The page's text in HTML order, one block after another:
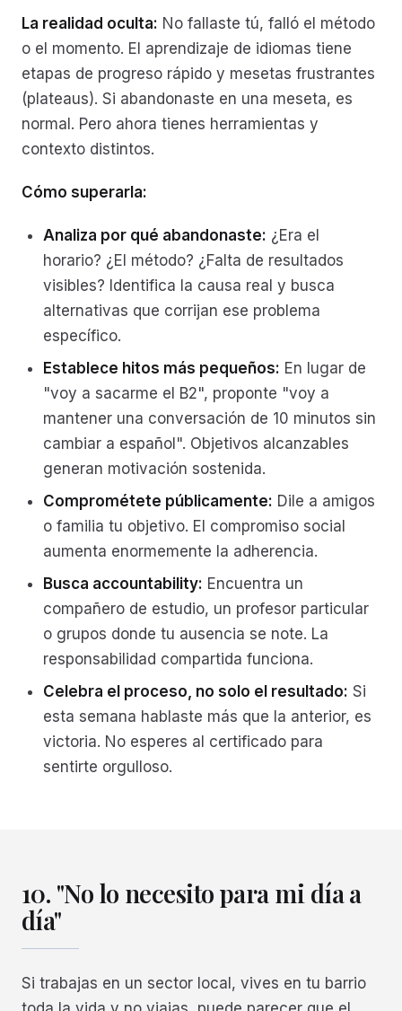
La realidad oculta: No fallaste tú, falló el método
o el momento. El aprendizaje de idiomas tiene
etapas de progreso rápido y mesetas frustrantes
(plateaus). Si abandonaste en una meseta, es
normal. Pero ahora tienes herramientas y
contexto distintos.
Cómo superarla:
Analiza por qué abandonaste: ¿Era el
horario? ¿El método? ¿Falta de resultados
visibles? Identifica la causa real y busca
alternativas que corrijan ese problema
específico.
Establece hitos más pequeños: En lugar de
"voy a sacarme el B2", proponte "voy a
mantener una conversación de 10 minutos sin
cambiar a español". Objetivos alcanzables
generan motivación sostenida.
Comprométete públicamente: Dile a amigos
o familia tu objetivo. El compromiso social
aumenta enormemente la adherencia.
Busca accountability: Encuentra un
compañero de estudio, un profesor particular
o grupos donde tu ausencia se note. La
responsabilidad compartida funciona.
Celebra el proceso, no solo el resultado: Si
esta semana hablaste más que la anterior, es
victoria. No esperes al certificado para
sentirte orgulloso.
10. "No lo necesito para mi día a
día"
Si trabajas en un sector local, vives en tu barrio